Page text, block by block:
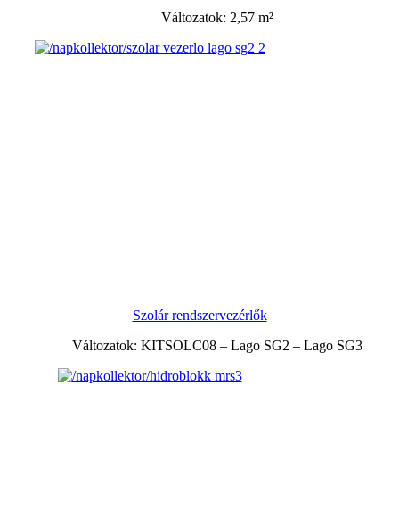
Változatok: 2,57 m²
Szolár rendszervezérlők
Változatok: KITSOLC08 – Lago SG2 – Lago SG3